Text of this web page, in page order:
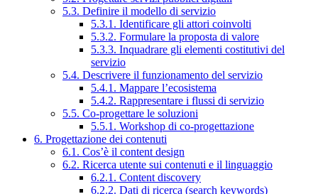
5.3. Definire il modello di servizio
5.3.1. Identificare gli attori coinvolti
5.3.2. Formulare la proposta di valore
5.3.3. Inquadrare gli elementi costitutivi del
servizio
5.4. Descrivere il funzionamento del servizio
5.4.1. Mappare l’ecosistema
5.4.2. Rappresentare i flussi di servizio
5.5. Co-progettare le soluzioni
5.5.1. Workshop di co-progettazione
6. Progettazione dei contenuti
6.1. Cos’è il content design
6.2. Ricerca utente sui contenuti e il linguaggio
6.2.1. Content discovery
6.2.2. Dati di ricerca (search keywords)